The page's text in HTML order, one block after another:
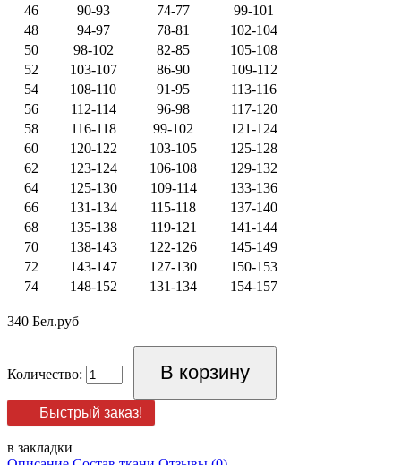
46
90-93 74-77
99-101
48
94-97 78-81
102-104
50
98-102 82-85
105-108
52
103-107 86-90
109-112
54
108-110 91-95
113-116
56
112-114 96-98
117-120
58
116-118 99-102
121-124
60
120-122 103-105
125-128
62
123-124 106-108
129-132
64
125-130 109-114
133-136
66
131-134 115-118
137-140
68
135-138 119-121
141-144
70
138-143 122-126
145-149
72
143-147 127-130
150-153
74
148-152 131-134 154-157
340 Бел.руб
Количество:
Быстрый заказ!
в закладки